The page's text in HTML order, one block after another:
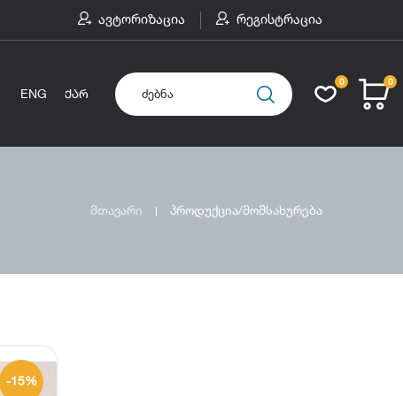
ავტორიზაცია რეგისტრაცია
ENG ᲥᲐᲠ
0 0
მთავარი პროდუქცია/მომსახურება
-15%